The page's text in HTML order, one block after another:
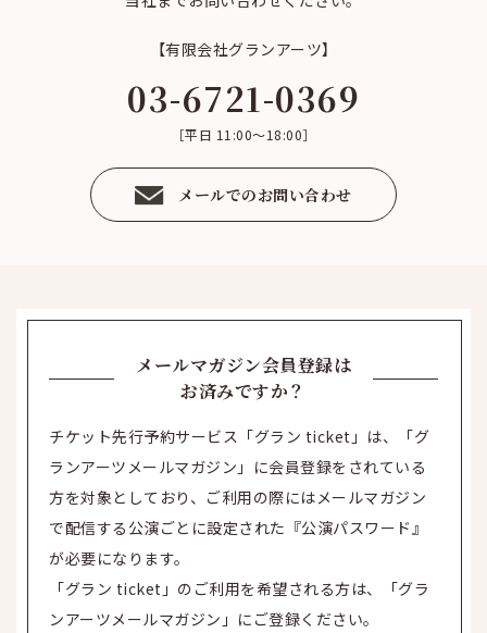
【有限会社グランアーツ】
03-6721-0369
［平日 11:00～18:00］
メールでのお問い合わせ
メールマガジン会員登録は
お済みですか？
チケット先行予約サービス「グラン ticket」は、「グ
ランアーツメールマガジン」に会員登録をされている
方を対象としており、ご利用の際にはメールマガジン
で配信する公演ごとに設定された『公演パスワード』
が必要になります。
「グラン ticket」のご利用を希望される方は、「グラ
ンアーツメールマガジン」にご登録ください。